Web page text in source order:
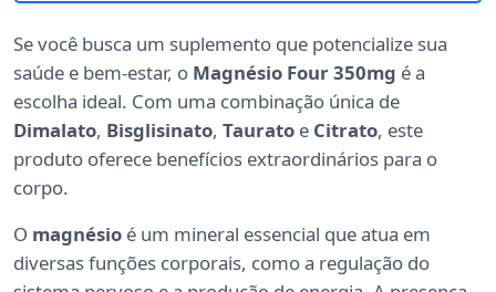
Se você busca um suplemento que potencialize sua
saúde e bem-estar, o Magnésio Four 350mg é a
escolha ideal. Com uma combinação única de
Dimalato, Bisglisinato, Taurato e Citrato, este
produto oferece benefícios extraordinários para o
corpo.
O magnésio é um mineral essencial que atua em
diversas funções corporais, como a regulação do